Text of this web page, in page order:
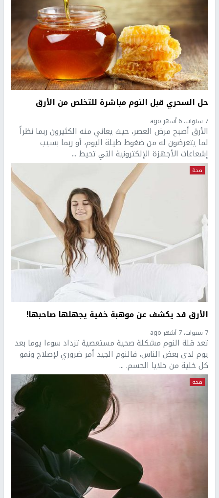
حل السحري قبل النوم مباشرة للتخلص من الأرق
7 سنوات، 6 أشهر ago
الأرق أصبح مرض العصر، حيث يعاني منه الكثيرون ربما نظراً
لما يتعرضون له من ضغوط طيلة اليوم، أو ربما بسبب
إشعاعات الأجهزة الإلكترونية التي تحيط ...
صحة
الأرق قد يكشف عن موهبة خفية يجهلها صاحبها!
7 سنوات، 7 أشهر ago
تعد قلة النوم مشكلة صحية مستعصية تزداد سوءا يوما بعد
يوم لدى بعض الناس، فالنوم الجيد أمر ضروري لإصلاح ونمو
كل خلية من خلايا الجسم. ...
صحة